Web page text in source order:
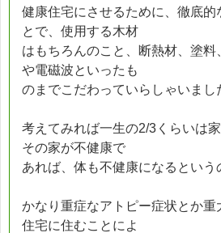
健康住宅にさせるために、徹底的
とで、使用する木材
はもちろんのこと、断熱材、塗料
や電磁波といったも
のまでこだわっていらしゃいまし
考えてみれば一生の2/3くらいは
その家が不健康で
あれば、体も不健康になるという
かなり重症なアトピー症状とか重
住宅に住むことによ